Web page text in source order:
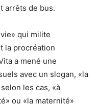
arrêts de bus.
qui milite
la procréation
a mené une
avec un slogan, «la
les cas, «à
ou «la maternité»